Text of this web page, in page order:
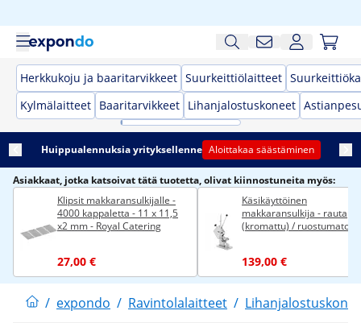
Herkkukoju ja baaritarvikkeet Suurkeittiölaitteet
Kylmälaitteet Baaritarvikkeet Lihanjalostuskoneet
Huippualennuksia yrityksellenne Aloittakaa säästäminen
Asiakkaat, jotka katsoivat tätä tuotetta, olivat kiinnostuneita myös:
Klipsit makkaransulkijalle -
4000 kappaletta - 11 x 11,5
x2 mm - Royal Catering
27,00 €
Käsikäyttöinen
makkaransulkija - rauta
(kromattu) / ruostumaton
139,00 €
/ expondo / Ravintolalaitteet /